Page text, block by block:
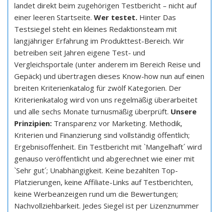
landet direkt beim zugehörigen Testbericht – nicht auf
einer leeren Startseite. Wer testet. Hinter Das
Testsiegel steht ein kleines Redaktionsteam mit
langjähriger Erfahrung im Produkttest-Bereich. Wir
betreiben seit Jahren eigene Test- und
Vergleichsportale (unter anderem im Bereich Reise und
Gepäck) und übertragen dieses Know-how nun auf einen
breiten Kriterienkatalog für zwölf Kategorien. Der
Kriterienkatalog wird von uns regelmäßig überarbeitet
und alle sechs Monate turnusmäßig überprüft. Unsere
Prinzipien: Transparenz vor Marketing. Methodik,
Kriterien und Finanzierung sind vollständig öffentlich;
Ergebnisoffenheit. Ein Testbericht mit `Mangelhaft´ wird
genauso veröffentlicht und abgerechnet wie einer mit
`Sehr gut´; Unabhängigkeit. Keine bezahlten Top-
Platzierungen, keine Affiliate-Links auf Testberichten,
keine Werbeanzeigen rund um die Bewertungen;
Nachvollziehbarkeit. Jedes Siegel ist per Lizenznummer